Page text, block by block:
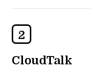
2
CloudTalk